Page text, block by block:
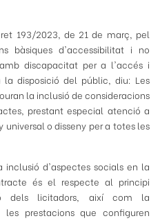
193/2023, de 21 de març, pel
bàsiques d'accessibilitat i no
discapacitat per a l'accés i
disposició del públic, diu: Les
la inclusió de consideracions
prestant especial atenció a
o disseny per a totes les
inclusió d'aspectes socials en la
és el respecte al principi
dels licitadors, així com la
prestacions que configuren